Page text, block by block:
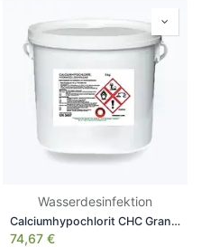
Wasserdesinfektion
Calciumhypochlorit CHC Granulat, 5 kg
74,67 €